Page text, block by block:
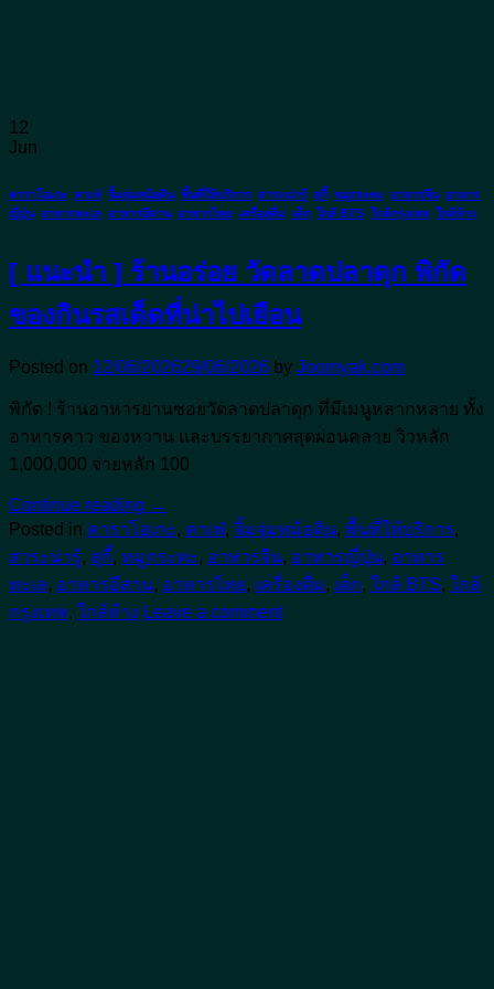
12
Jun
คาราโอเกะ คาเฟ่ จิ้มจุ่มหม้อดิน, พื้นที่ให้บริการ สาระน่ารู้ สุกี้ หมูกระทะ อาหารจีน, อาหาร
ญี่ปุ่น, อาหารทะเล อาหารอีสาน, อาหารไทย เครื่องดื่ม เด็ก ใกล้ BTS ใกล้กรุงเทพ ใกล้ห้าง
[ แนะนำ ] ร้านอร่อย วัดลาดปลาดุก พิกัด
ของกินรสเด็ดที่น่าไปเยือน
Posted on 12/06/202629/06/2026 by Joomyak.com
พิกัด ! ร้านอาหารย่านซอยวัดลาดปลาดุก ที่มีเมนูหลากหลาย ทั้ง
อาหารคาว ของหวาน และบรรยากาศสุดผ่อนคลาย วิวหลัก
1,000,000 จ่ายหลัก 100
Continue reading →
Posted in คาราโอเกะ , คาเฟ่ , จิ้มจุ่มหม้อดิน, พื้นที่ให้บริการ,
สาระน่ารู้, สุกี้, หมูกระทะ , อาหารจีน, อาหารญี่ปุ่น, อาหาร
ทะเล, อาหารอีสาน, อาหารไทย, เครื่องดื่ม , เด็ก, ใกล้ BTS, ใกล้
กรุงเทพ, ใกล้ห้าง Leave a comment